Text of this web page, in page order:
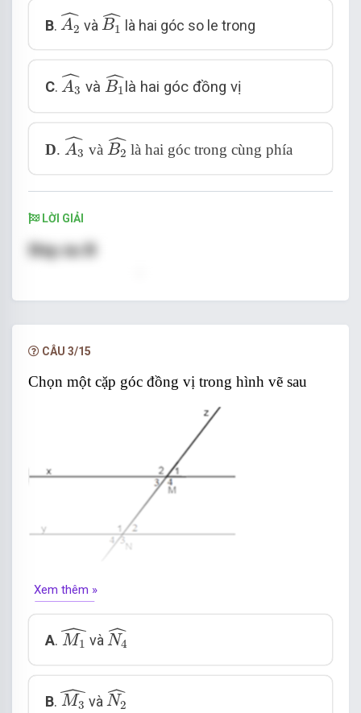
B. ˆ
A2
A2
vàˆ
B1
B1
là hai góc so le trong
C. ˆ
A3
A3
vàˆ
B1
B1
là hai góc đồng vị
D. ˆ
A3
A3
và ˆ
B2
B2
là hai góc trong cùng phía
LỜI GIẢI
CÂU 3/15
Chọn một cặp góc đồng vị trong hình vẽ sau
Xem thêm »
A. ˆ
M1
M1
và ˆ
N4
N4
B. ˆ
M3
M3
và ˆ
N2
N2